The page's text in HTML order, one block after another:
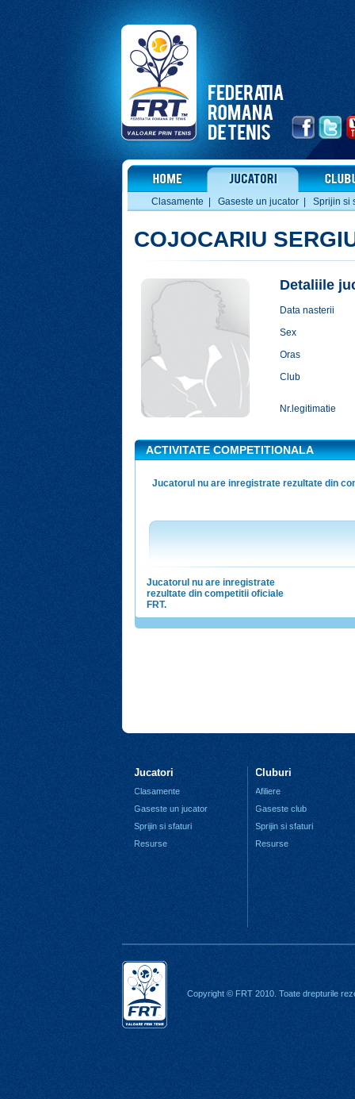
Clasamente Gaseste un jucator Sprijin si
COJOCARIU
Detaliile
Data nasterii
Sex
Oras
Club
Nr.legitimatie
ACTIVITATE COMPETITIONALA
Jucatorul nu are inregistrate rezultate din
Jucatorul nu are inregistrate
rezultate din competitii oficiale
FRT.
Jucatori
Clasamente
Gaseste un jucator
Sprijin si sfaturi
Resurse
Cluburi
Afiliere
Gaseste club
Sprijin si sfaturi
Resurse
Copyright © FRT 2010. Toate drepturile